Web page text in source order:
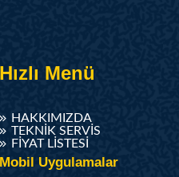
Hızlı Menü
HAKKIMIZDA
TEKNIK SERVIS
FIYAT LISTESI
Mobil Uygulamalar